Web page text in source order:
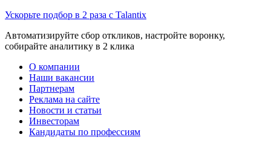
Ускорьте подбор в 2 раза с Talantix
Автоматизируйте сбор откликов, настройте воронку,
собирайте аналитику в 2 клика
О компании
Наши вакансии
Партнерам
Реклама на сайте
Новости и статьи
Инвесторам
Кандидаты по профессиям